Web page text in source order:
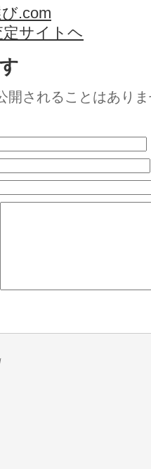
.com
サイトヘ
開されることはあり